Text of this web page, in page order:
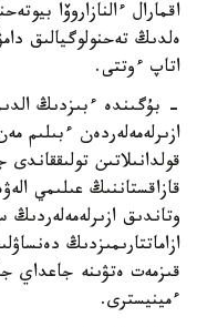
اقمارال ءالنازاروۆا
ەلدىڭ تەحنولوگيالىق
اتاپ ءوتتى.
- بۇگىندە ءبىزدىڭ
ازىرلەمەلەردەن ءبىلىم
قولدانىلاتىن
قازاقستاننىڭ عىلىمي
وتاندىق ازىرلەمەلەردىڭ
ازاماتتارىمىزدىڭ
قىزمەت ەتۋىنە جاعداي
ءمينيسترى.